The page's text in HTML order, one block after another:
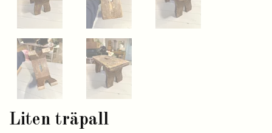
Liten träpall